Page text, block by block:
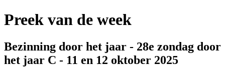
Preek van de week
Bezinning door het jaar - 28e zondag door
het jaar C - 11 en 12 oktober 2025